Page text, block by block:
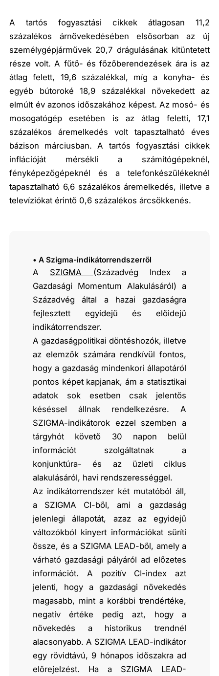
A tartós fogyasztási cikkek átlagosan 11,2
százalékos árnövekedésében elsősorban az új
személygépjárművek 20,7 drágulásának kitüntetett
része volt. A fűtő- és főzőberendezések ára is az
átlag felett, 19,6 százalékkal, míg a konyha- és
egyéb bútoroké 18,9 százalékkal növekedett az
elmúlt év azonos időszakához képest. Az mosó- és
mosogatógép esetében is az átlag feletti, 17,1
százalékos áremelkedés volt tapasztalható éves
bázison márciusban. A tartós fogyasztási cikkek
inflációját mérsékli a számítógépeknél,
fényképezőgépeknél és a telefonkészülékeknél
tapasztalható 6,6 százalékos áremelkedés, illetve a
televíziókat érintő 0,6 százalékos árcsökkenés.
• A Szigma-indikátorrendszerről
A SZIGMA (Századvég Index a
Gazdasági Momentum Alakulásáról) a
Századvég által a hazai gazdaságra
fejlesztett egyidejű és előidejű
indikátorrendszer.
A gazdaságpolitikai döntéshozók, illetve
az elemzők számára rendkívül fontos,
hogy a gazdaság mindenkori állapotáról
pontos képet kapjanak, ám a statisztikai
adatok sok esetben csak jelentős
késéssel állnak rendelkezésre. A
SZIGMA-indikátorok ezzel szemben a
tárgyhót követő 30 napon belül
információt szolgáltatnak a
konjunktúra- és az üzleti ciklus
alakulásáról, havi rendszerességgel.
Az indikátorrendszer két mutatóból áll,
a SZIGMA CI-ből, ami a gazdaság
jelenlegi állapotát, azaz az egyidejű
változókból kinyert információkat sűríti
össze, és a SZIGMA LEAD-ből, amely a
várható gazdasági pályáról ad előzetes
információt. A pozitív CI-index azt
jelenti, hogy a gazdasági növekedés
magasabb, mint a korábbi trendértéke,
negatív értéke pedig azt, hogy a
növekedés a historikus trendnél
alacsonyabb. A SZIGMA LEAD-indikátor
egy rövidtávú, 9 hónapos időszakra ad
előrejelzést. Ha a SZIGMA LEAD-